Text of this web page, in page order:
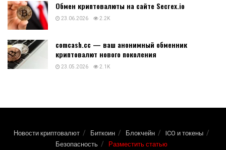
Обмен криптовалюты на сайте Secrex.io
23.06.2026 2.2K
comcash.cc — ваш анонимный обменник
криптовалют нового поколения
23.05.2026 2.1K
Новости криптовалют Биткоин Блокчейн
ICO и токены
Безопасность
Разместить статью